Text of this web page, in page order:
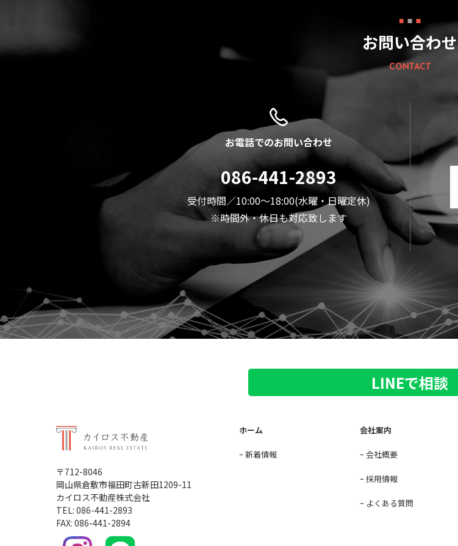
お問い合わせ
CONTACT
お電話でのお問い合わせ
086-441-2893
受付時間／10:00～18:00(水曜・日曜定休)
※時間外・休日も対応致します
LINEで相談
〒712-8046
岡山県倉敷市福田町古新田1209-11
カイロス不動産株式会社
TEL: 086-441-2893
FAX: 086-441-2894
ホーム
新着情報
会社案内
会社概要
採用情報
よくある質問